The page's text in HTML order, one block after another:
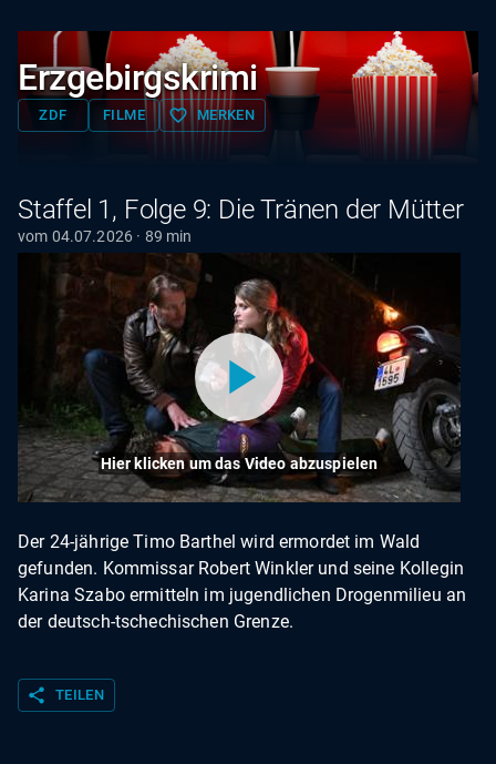
Erzgebirgskrimi
ZDF FILME favorite_border MERKEN
Staffel 1, Folge 9: Die Tränen der Mütter
vom 04.07.2026 · 89 min
Hier klicken um das Video abzuspielen
Der 24-jährige Timo Barthel wird ermordet im Wald
gefunden. Kommissar Robert Winkler und seine Kollegin
Karina Szabo ermitteln im jugendlichen Drogenmilieu an
der deutsch-tschechischen Grenze.
share TEILEN